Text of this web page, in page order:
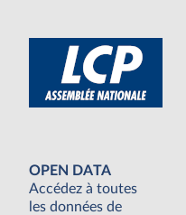
OPEN DATA
Accédez à toutes
les données de